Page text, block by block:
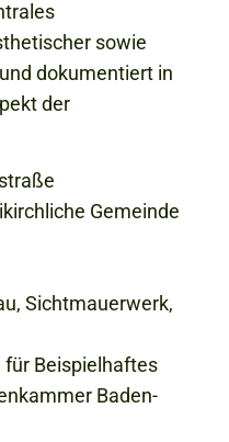
sowie
dokumentiert in
der
Gemeinde
Sichtmauerwerk,
Beispielhaftes
Baden-